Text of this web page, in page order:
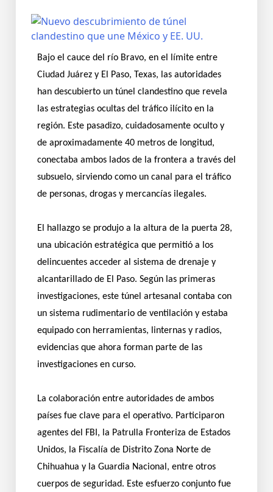
Bajo el cauce del río Bravo, en el límite entre
Ciudad Juárez y El Paso, Texas, las autoridades
han descubierto un túnel clandestino que revela
las estrategias ocultas del tráfico ilícito en la
región. Este pasadizo, cuidadosamente oculto y
de aproximadamente 40 metros de longitud,
conectaba ambos lados de la frontera a través del
subsuelo, sirviendo como un canal para el tráfico
de personas, drogas y mercancías ilegales.
El hallazgo se produjo a la altura de la puerta 28,
una ubicación estratégica que permitió a los
delincuentes acceder al sistema de drenaje y
alcantarillado de El Paso. Según las primeras
investigaciones, este túnel artesanal contaba con
un sistema rudimentario de ventilación y estaba
equipado con herramientas, linternas y radios,
evidencias que ahora forman parte de las
investigaciones en curso.
La colaboración entre autoridades de ambos
países fue clave para el operativo. Participaron
agentes del FBI, la Patrulla Fronteriza de Estados
Unidos, la Fiscalía de Distrito Zona Norte de
Chihuahua y la Guardia Nacional, entre otros
cuerpos de seguridad. Este esfuerzo conjunto fue